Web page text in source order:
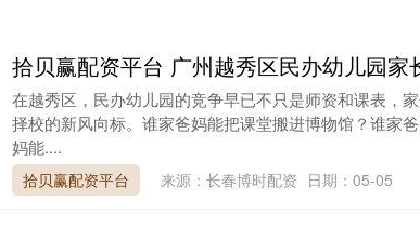
拾贝赢配资平台 广州越秀区民办幼儿园家
在越秀区，民办幼儿园的竞争早已不只是师资和课表，
择校的新风向标。谁家爸妈能把课堂搬进博物馆？谁家
妈能....
拾贝赢配资平台 来源：长春博时配资 日期：05-05